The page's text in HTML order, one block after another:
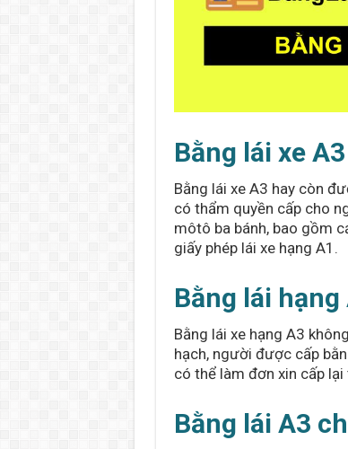
Bằng lái xe
Bằng lái xe A3 hay còn
có thẩm quyền cấp cho
môtô ba bánh, bao gồm
giấy phép lái xe hạng A1.
Bằng lái
Bằng lái xe hạng A3
hạch, người được cấp
có thể làm đơn xin cấp
Bằng lái A3